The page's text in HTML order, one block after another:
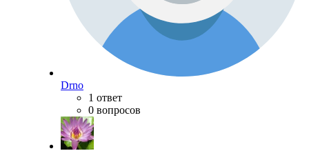
Drno
1 ответ
0 вопросов